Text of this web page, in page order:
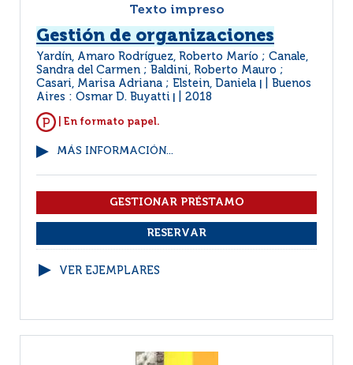
Texto impreso
Gestión de organizaciones
Yardín, Amaro Rodríguez, Roberto Marío ; Canale,
Sandra del Carmen ; Baldini, Roberto Mauro ;
Casari, Marisa Adriana ; Elstein, Daniela
Buenos
Aires : Osmar D. Buyatti
2018
| En formato papel.
MÁS INFORMACIÓN...
VER EJEMPLARES